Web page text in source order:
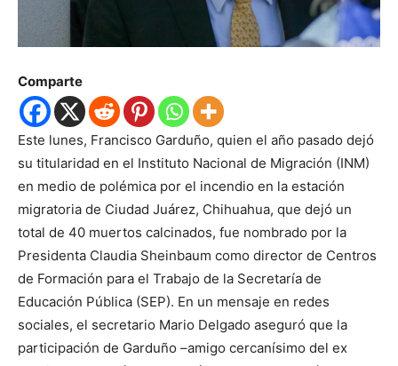
Comparte
Este lunes, Francisco Garduño, quien el año pasado dejó
su titularidad en el Instituto Nacional de Migración (INM)
en medio de polémica por el incendio en la estación
migratoria de Ciudad Juárez, Chihuahua, que dejó un
total de 40 muertos calcinados, fue nombrado por la
Presidenta Claudia Sheinbaum como director de Centros
de Formación para el Trabajo de la Secretaría de
Educación Pública (SEP). En un mensaje en redes
sociales, el secretario Mario Delgado aseguró que la
participación de Garduño –amigo cercanísimo del ex